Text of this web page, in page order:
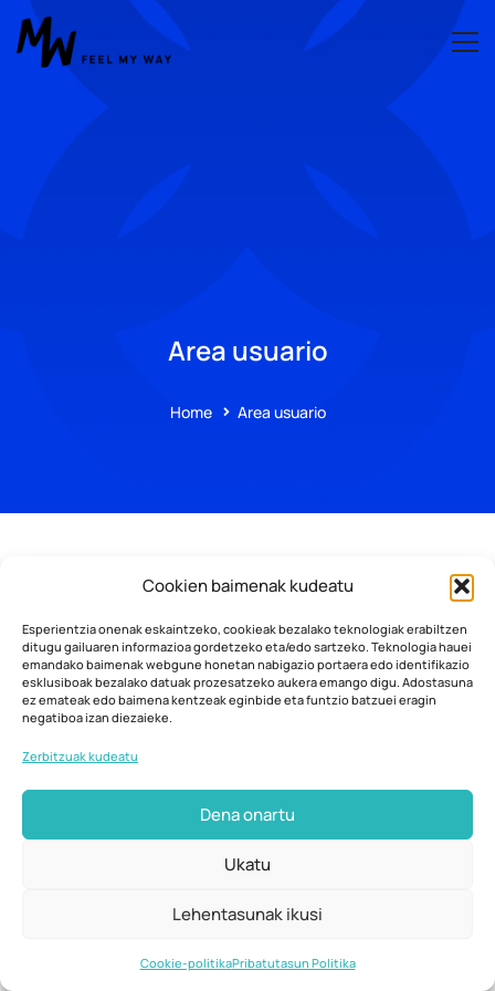
Cookien baimenak kudeatu
Esperientzia onenak eskaintzeko, cookieak bezalako teknologiak erabiltzen
ditugu gailuaren informazioa gordetzeko eta/edo sartzeko. Teknologia hauei
emandako baimenak webgune honetan nabigazio portaera edo identifikazio
esklusiboak bezalako datuak prozesatzeko aukera emango digu. Adostasuna
ez emateak edo baimena kentzeak eginbide eta funtzio batzuei eragin
negatiboa izan diezaieke.
Zerbitzuak kudeatu
Dena onartu
Ukatu
Lehentasunak ikusi
Cookie-politikaPribatutasun Politika
Area usuario
Home Area usuario
Copyright © 2019. All rights reserved.